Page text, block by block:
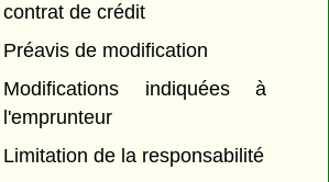
contrat de crédit
Préavis de modification
Modifications indiquées à
l'emprunteur
Limitation de la responsabilité